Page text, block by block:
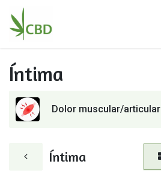
Ir al contenido
Íntima
Dolor muscular/articular
Íntima